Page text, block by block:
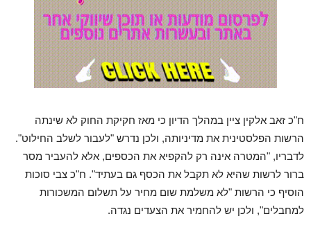
ח"כ זאב אלקין ציין במהלך הדיון כי מאז חקיקת החוק לא שינתה
הרשות הפלסטינית את מדיניותה, ולכן נדרש "לעבור לשלב החילוט".
לדבריו, "המטרה אינה רק להקפיא את הכספים, אלא להעביר מסר
ברור לרשות שהיא לא תקבל את הכסף גם בעתיד". ח"כ צבי סוכות
הוסיף כי הרשות "לא משלמת שום מחיר על תשלום המשכורות
למחבלים", ולכן יש להחמיר את הצעדים נגדה.